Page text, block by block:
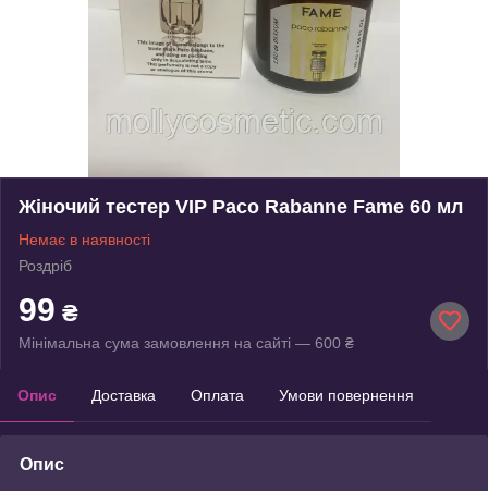
Жіночий тестер VIP Paco Rabanne Fame 60 мл
Немає в наявності
Роздріб
99 ₴
Мінімальна сума замовлення на сайті — 600 ₴
Опис Доставка Оплата Умови повернення
Опис